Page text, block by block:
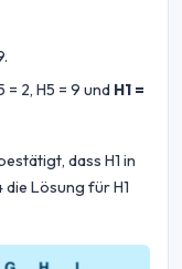
= 2, H5 = 9 und H1 =
dass H1 in
die Lösung für H1